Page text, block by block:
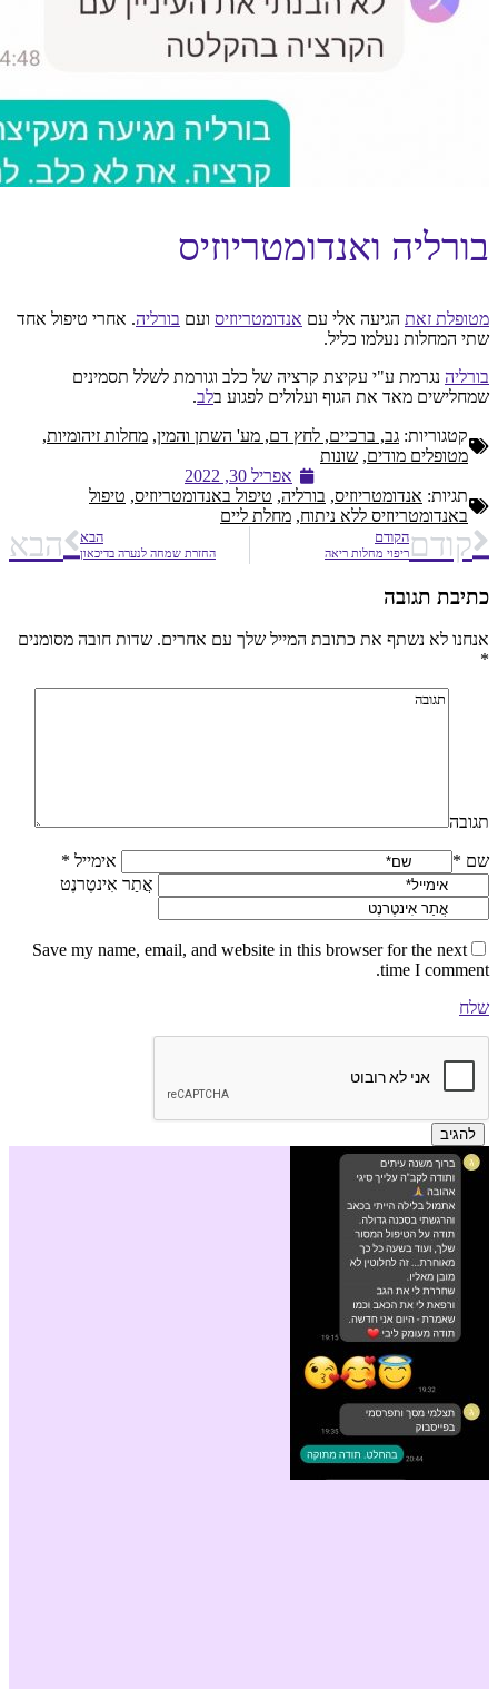
בורליה ואנדומטריוזיס
מטופלת זאת הגיעה אלי עם אנדומטריוזיס ועם בורליה. אחרי טיפול אחד
שתי המחלות נעלמו כליל.
בורליה נגרמת ע"י עקיצת קרציה של כלב וגורמת לשלל תסמינים
שמחלישים מאד את הגוף ועלולים לפגוע בלב.
קטגוריות: גב, ברכיים, לחץ דם, מע' השתן והמין, מחלות זיהומיות,
מטופלים מודים, שונות
אפריל 30, 2022
תגיות: אנדומטריוזיס, בורליה, טיפול באנדומטריוזיס, טיפול
באנדומטריוזיס ללא ניתוח, מחלת ליים
קודםהקודם
ריפוי מחלות ריאה
הבא
החזרת שמחה לנערה בדיכאון הבא
כתיבת תגובה
אנחנו לא נשתף את כתובת המייל שלך עם אחרים. שדות חובה מסומנים
*
תגובה
שם *
אימייל *
אֲתַר אִינטֶרנֶט
Save my name, email, and website in this browser for the next
time I comment.
שלח